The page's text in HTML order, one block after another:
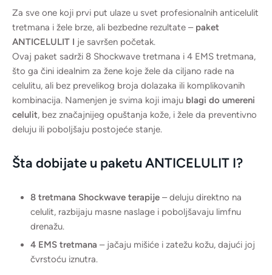
Za sve one koji prvi put ulaze u svet profesionalnih anticelulit
tretmana i žele brze, ali bezbedne rezultate – paket
ANTICELULIT I je savršen početak.
Ovaj paket sadrži 8 Shockwave tretmana i 4 EMS tretmana,
što ga čini idealnim za žene koje žele da ciljano rade na
celulitu, ali bez prevelikog broja dolazaka ili komplikovanih
kombinacija. Namenjen je svima koji imaju blagi do umereni
celulit, bez značajnijeg opuštanja kože, i žele da preventivno
deluju ili poboljšaju postojeće stanje.
Šta dobijate u paketu ANTICELULIT I?
8 tretmana Shockwave terapije – deluju direktno na
celulit, razbijaju masne naslage i poboljšavaju limfnu
drenažu.
4 EMS tretmana – jačaju mišiće i zatežu kožu, dajući joj
čvrstoću iznutra.